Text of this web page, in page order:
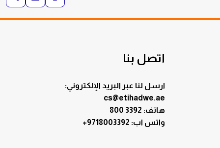
اتصل بنا
ارسل لنا عبر البريد الإلكتروني:
cs@etihadwe.ae
هاتف: 3392 800
+9718003392 :واتس اب